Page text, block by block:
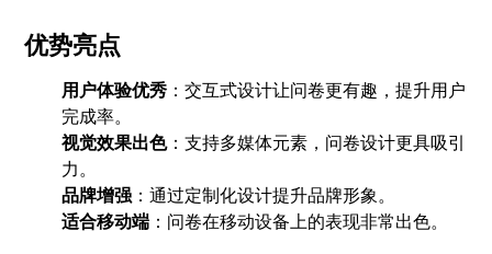
优势亮点
用户体验优秀 ：交互式设计让问卷更有趣，提升用户
完成率。
视觉效果出色：支持多媒体元素，问卷设计更具吸引
力。
品牌增强 ：通过定制化设计提升品牌形象。
适合移动端 ：问卷在移动设备上的表现非常出色。